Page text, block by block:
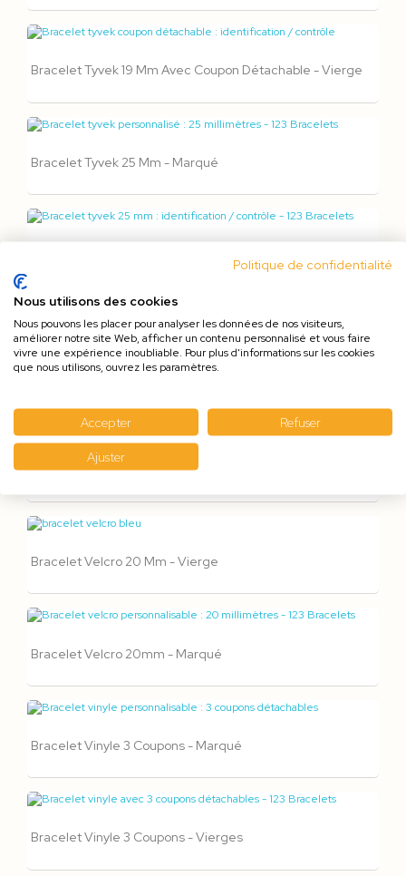
Bracelet Tyvek 19 Mm Avec Coupon Détachable - Vierge
Bracelet Tyvek 25 Mm - Marqué
Bracelet Tyvek Zéro Déchet 19mm Avec Coupon
Détachable - Marqué
Bracelet Velcro 12 Mm - Vierge
Bracelet Velcro 20 Mm - Vierge
Bracelet Velcro 20mm - Marqué
Bracelet Vinyle 3 Coupons - Marqué
Bracelet Vinyle 3 Coupons - Vierges
Politique de confidentialité
Nous utilisons des cookies
Nous pouvons les placer pour analyser les données de nos visiteurs,
améliorer notre site Web, afficher un contenu personnalisé et vous faire
vivre une expérience inoubliable. Pour plus d'informations sur les cookies
que nous utilisons, ouvrez les paramètres.
Accepter Refuser
Ajuster